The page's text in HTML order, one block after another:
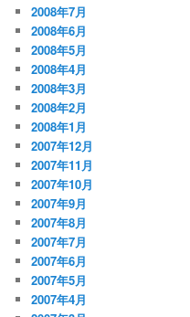
2008年7月
2008年6月
2008年5月
2008年4月
2008年3月
2008年2月
2008年1月
2007年12月
2007年11月
2007年10月
2007年9月
2007年8月
2007年7月
2007年6月
2007年5月
2007年4月